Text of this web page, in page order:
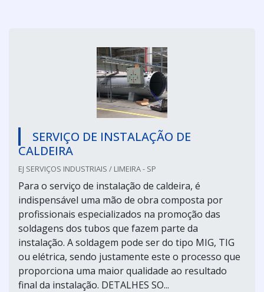
SERVIÇO DE INSTALAÇÃO DE
CALDEIRA
EJ SERVIÇOS INDUSTRIAIS / LIMEIRA - SP
Para o serviço de instalação de caldeira, é
indispensável uma mão de obra composta por
profissionais especializados na promoção das
soldagens dos tubos que fazem parte da
instalação. A soldagem pode ser do tipo MIG, TIG
ou elétrica, sendo justamente este o processo que
proporciona uma maior qualidade ao resultado
final da instalação. DETALHES SO...